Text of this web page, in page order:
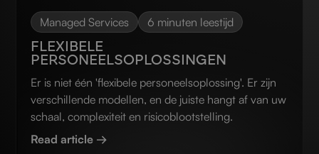
Managed Services 6 minuten leestijd
FLEXIBELE
PERSONEELSOPLOSSINGEN
Er is niet één 'flexibele personeelsoplossing'. Er zijn
verschillende modellen, en de juiste hangt af van uw
schaal, complexiteit en risicoblootstelling.
Read article →